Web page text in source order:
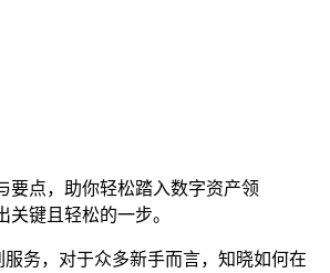
要点，助你轻松踏入数字资产领
键且轻松的一步。
务，对于众多新手而言，知晓如何在